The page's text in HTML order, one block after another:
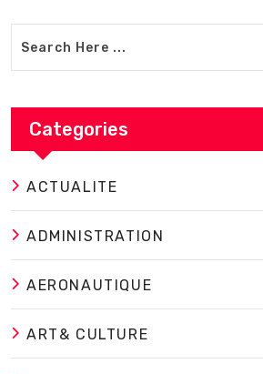
Categories
ACTUALITE
ADMINISTRATION
AERONAUTIQUE
ART& CULTURE